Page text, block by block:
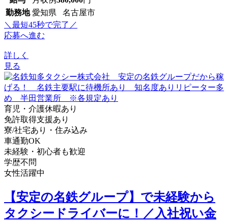
勤務地 愛知県 名古屋市
＼最短45秒で完了／
応募へ進む
詳しく
見る
育児・介護休暇あり
免許取得支援あり
寮/社宅あり・住み込み
車通勤OK
未経験・初心者も歓迎
学歴不問
女性活躍中
【安定の名鉄グループ】で未経験から
タクシードライバーに！／入社祝い金